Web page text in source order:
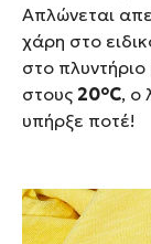
Απλώνεται
χάρη στο
στο
στους 20°C, ο
υπήρξε ποτέ!